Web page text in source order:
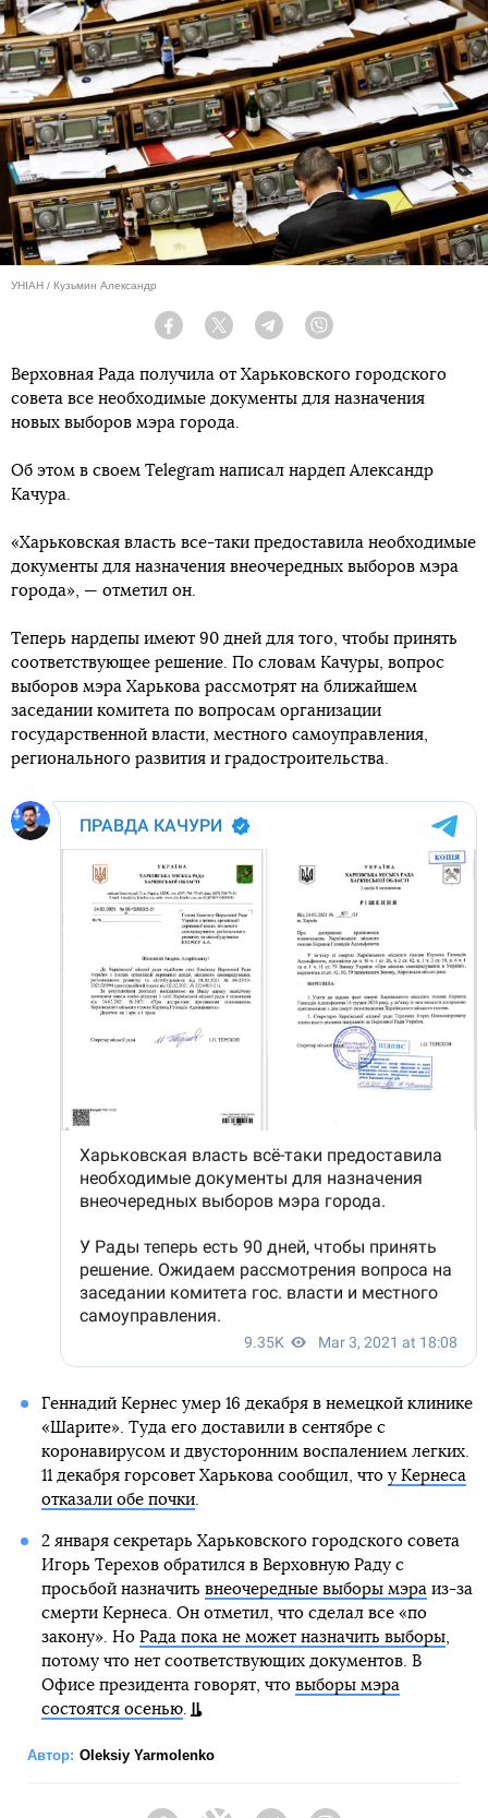
УНІАН / Кузьмин Александр
Facebook Twitter Telegram
Верховная Рада получила от Харьковского городского
совета все необходимые документы для назначения
новых выборов мэра города.
Об этом в своем Telegram написал нардеп Александр
Качура.
«Харьковская власть все-таки предоставила необходимые
документы для назначения внеочередных выборов мэра
города», — отметил он.
Теперь нардепы имеют 90 дней для того, чтобы принять
соответствующее решение. По словам Качуры, вопрос
выборов мэра Харькова рассмотрят на ближайшем
заседании комитета по вопросам организации
государственной власти, местного самоуправления,
регионального развития и градостроительства.
Геннадий Кернес умер 16 декабря в немецкой клинике
«Шарите». Туда его доставили в сентябре с
коронавирусом и двусторонним воспалением легких.
11 декабря горсовет Харькова сообщил, что у Кернеса
отказали обе почки.
2 января секретарь Харьковского городского совета
Игорь Терехов обратился в Верховную Раду с
просьбой назначить внеочередные выборы мэра из-за
смерти Кернеса. Он отметил, что сделал все «по
закону». Но Рада пока не может назначить выборы,
потому что нет соответствующих документов. В
Офисе президента говорят, что выборы мэра
состоятся осенью.
Автор: Oleksiy Yarmolenko